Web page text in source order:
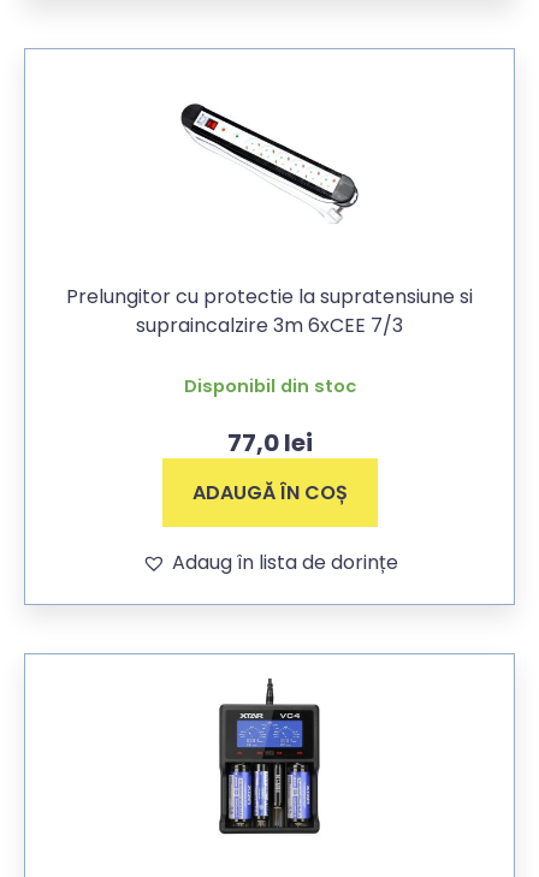
Prelungitor cu protectie la supratensiune si
supraincalzire 3m 6xCEE 7/3
Disponibil din stoc
77,0lei
ADAUGĂ ÎN COȘ
Adaug în lista de dorințe